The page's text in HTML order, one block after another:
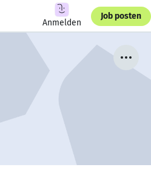
Anmelden
Job posten